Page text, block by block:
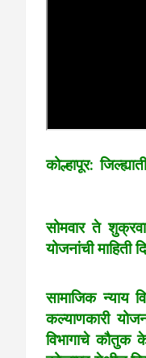
कोल्हापूर:
सोमवार ते
योजनांची माहिती
सामाजिक न्याय
कल्याणकारी
विभागाचे कौतुक